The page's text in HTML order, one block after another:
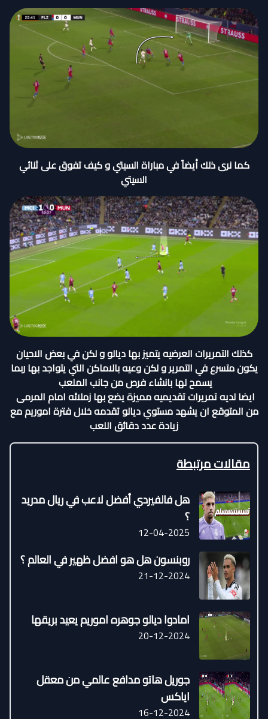
كما نرى ذلك أيضاً في مباراة السيتي و كيف تفوق على ثنائي
السيتي
كذلك التمريرات العرضيه يتميز بها ديالو و لكن في بعض الاحيان
يكون متسرع في التمرير و لكن وعيه بالاماكن التي يتواجد بها ربما
يسمح لها بانشاء فرص من جانب الملعب
ايضا لديه تمريرات تقديميه مميزة يضع بها زملائه امام المرمى
من المتوقع ان يشهد مستوي ديالو تقدمه خلال فترة اموريم مع
زيادة عدد دقائق اللعب
مقالات مرتبطة
هل فالفيردي أفضل لاعب في ريال مدريد
؟
12-04-2025
روبنسون هل هو افضل ظهير في العالم ؟
21-12-2024
امادوا ديالو جوهره اموريم يعيد بريقها
20-12-2024
جوريل هاتو مدافع عالمي من معقل
اياكس
16-12-2024